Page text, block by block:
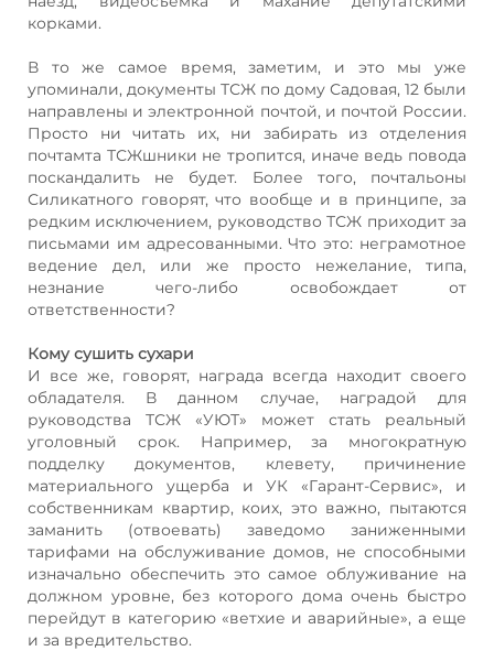
корками.
В то же самое время, заметим, и это мы уже
упоминали, документы ТСЖ по дому Садовая, 12 были
направлены и электронной почтой, и почтой России.
Просто ни читать их, ни забирать из отделения
почтамта ТСЖшники не тропится, иначе ведь повода
поскандалить не будет. Более того, почтальоны
Силикатного говорят, что вообще и в принципе, за
редким исключением, руководство ТСЖ приходит за
письмами им адресованными. Что это: неграмотное
ведение дел, или же просто нежелание, типа,
незнание чего-либо освобождает от
ответственности?
Кому сушить сухари
И все же, говорят, награда всегда находит своего
обладателя. В данном случае, наградой для
руководства ТСЖ «УЮТ» может стать реальный
уголовный срок. Например, за многократную
подделку документов, клевету, причинение
материального ущерба и УК «Гарант-Сервис», и
собственникам квартир, коих, это важно, пытаются
заманить (отвоевать) заведомо заниженными
тарифами на обслуживание домов, не способными
изначально обеспечить это самое облуживание на
должном уровне, без которого дома очень быстро
перейдут в категорию «ветхие и аварийные», а еще
и за вредительство.